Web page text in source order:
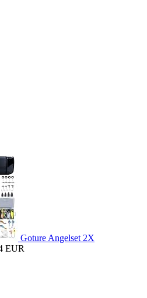
Goture Angelset 2X
EUR